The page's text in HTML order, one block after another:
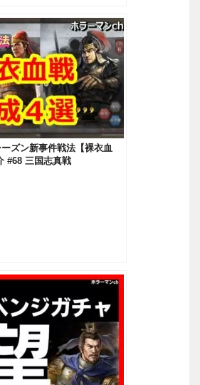
ズン新事件戦法【裸衣血
#68 三国志真戦